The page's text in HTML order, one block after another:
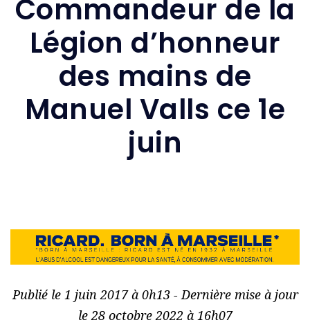
Commandeur de la
Légion d’honneur
des mains de
Manuel Valls ce 1e
juin
Publié le 1 juin 2017 à 0h13 - Dernière mise à jour
le 28 octobre 2022 à 16h07